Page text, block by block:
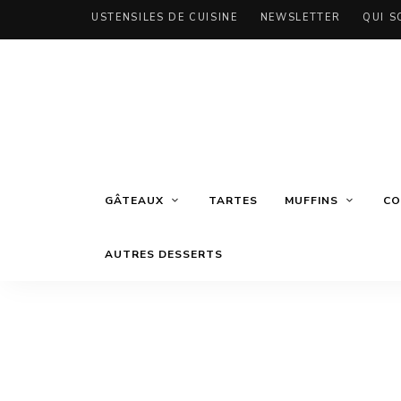
USTENSILES DE CUISINE NEWSLETTER QUI
GÂTEAUX TARTES MUFFINS
AUTRES DESSERTS